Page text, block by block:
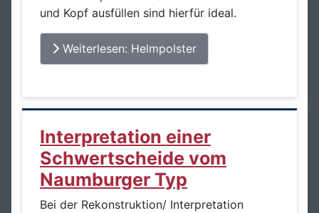
und Kopf ausfüllen sind hierfür ideal.
Weiterlesen: Helmpolster
Interpretation einer
Schwertscheide vom
Naumburger Typ
Bei der Rekonstruktion/ Interpretation